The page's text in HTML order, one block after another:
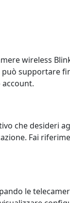
wireless
può supportare
che desideri
Fai
le